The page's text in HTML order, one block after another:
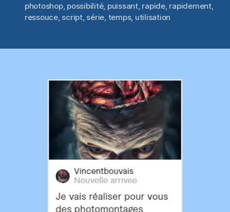
photoshop, possibilité, puissant, rapide, rapidement,
ressouce, script, série temps, utilisation